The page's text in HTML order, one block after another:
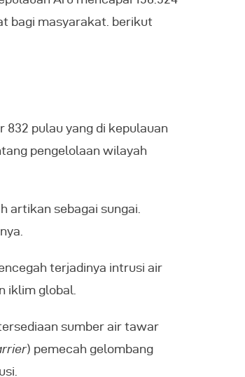
bagi masyarakat. berikut
pulau yang di kepulauan
pengelolaan wilayah
artikan sebagai sungai.
terjadinya intrusi air
iklim global.
sumber air tawar
) pemecah gelombang